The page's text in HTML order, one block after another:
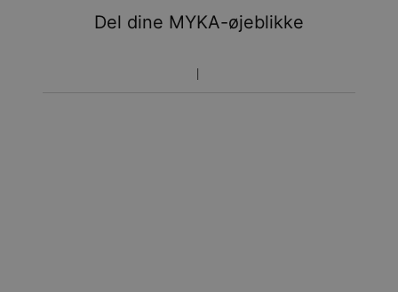
Du vil ikke blive opkrævet yderligere afgifter.
Vær opmærksom på at tidsperioden nævnt ovenfor er
Del dine MYKA-øjeblikke